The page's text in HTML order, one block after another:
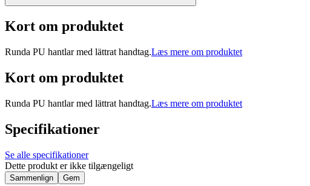
Kort om produktet
Runda PU hantlar med lättrat handtag.Læs mere om produktet
Kort om produktet
Runda PU hantlar med lättrat handtag.Læs mere om produktet
Specifikationer
Se alle specifikationer
Dette produkt er ikke tilgængeligt
Sammenlign Gem